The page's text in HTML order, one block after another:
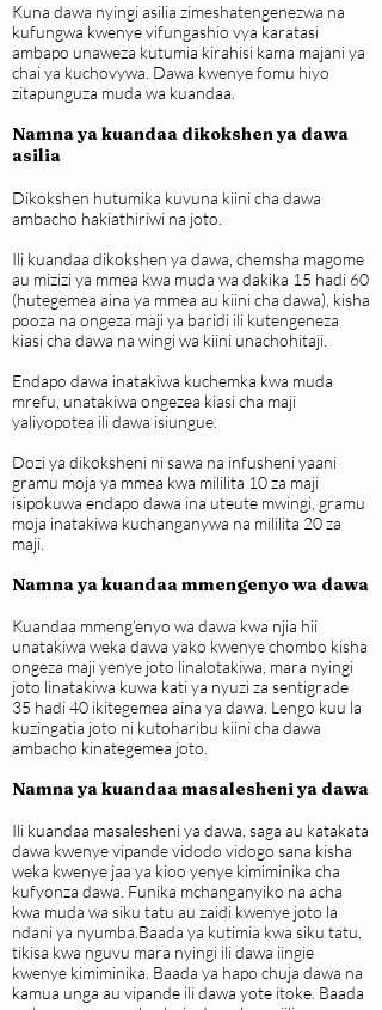
Kuna dawa nyingi asilia zimeshatengenezwa na
kufungwa kwenye vifungashio vya karatasi
ambapo unaweza kutumia kirahisi kama majani ya
chai ya kuchovywa. Dawa kwenye fomu hiyo
zitapunguza muda wa kuandaa.
Namna ya kuandaa dikokshen ya dawa
asilia
Dikokshen hutumika kuvuna kiini cha dawa
ambacho hakiathiriwi na joto.
Ili kuandaa dikokshen ya dawa, chemsha magome
au mizizi ya mmea kwa muda wa dakika 15 hadi 60
(hutegemea aina ya mmea au kiini cha dawa), kisha
pooza na ongeza maji ya baridi ili kutengeneza
kiasi cha dawa na wingi wa kiini unachohitaji.
Endapo dawa inatakiwa kuchemka kwa muda
mrefu, unatakiwa ongezea kiasi cha maji
yaliyopotea ili dawa isiungue.
Dozi ya dikoksheni ni sawa na infusheni yaani
gramu moja ya mmea kwa mililita 10 za maji
isipokuwa endapo dawa ina uteute mwingi, gramu
moja inatakiwa kuchanganywa na mililita 20 za
maji.
Namna ya kuandaa mmengenyo wa dawa
Kuandaa mmeng’enyo wa dawa kwa njia hii
unatakiwa weka dawa yako kwenye chombo kisha
ongeza maji yenye joto linalotakiwa, mara nyingi
joto linatakiwa kuwa kati ya nyuzi za sentigrade
35 hadi 40 ikitegemea aina ya dawa. Lengo kuu la
kuzingatia joto ni kutoharibu kiini cha dawa
ambacho kinategemea joto.
Namna ya kuandaa masalesheni ya dawa
Ili kuandaa masalesheni ya dawa, saga au katakata
dawa kwenye vipande vidodo vidogo sana kisha
weka kwenye jaa ya kioo yenye kimiminika cha
kufyonza dawa. Funika mchanganyiko na acha
kwa muda wa siku tatu au zaidi kwenye joto la
ndani ya nyumba.Baada ya kutimia kwa siku tatu,
tikisa kwa nguvu mara nyingi ili dawa iingie
kwenye kimiminika. Baada ya hapo chuja dawa na
kamua unga au vipande ili dawa yote itoke. Baada